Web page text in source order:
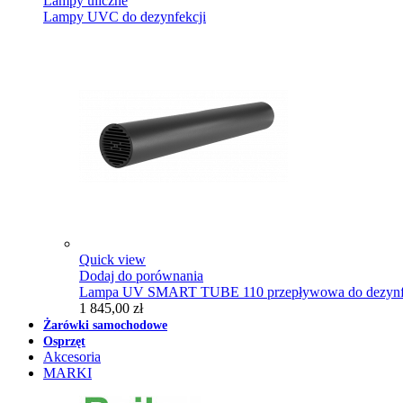
Lampy UVC do dezynfekcji
Quick view
Dodaj do porównania
Lampa UV SMART TUBE 110 przepływowa do
1 845,00 zł
Żarówki samochodowe
Osprzęt
Akcesoria
MARKI